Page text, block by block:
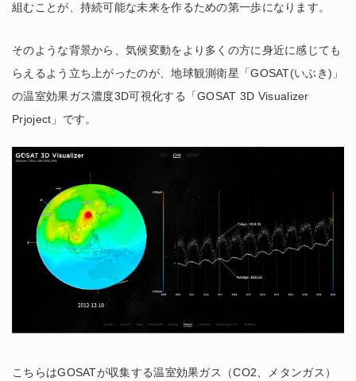
組むことが、持続可能な未来を作るための第一歩になります。
そのような背景から、気候変動をより多くの方に身近に感じても
らえるよう立ち上がったのが、地球観測衛星「GOSAT(いぶき)」
の温室効果ガス濃度3D可視化する「GOSAT 3D Visualizer
Prjoject」です。
こちらはGOSATが収集する温室効果ガス（CO2、メタンガス）